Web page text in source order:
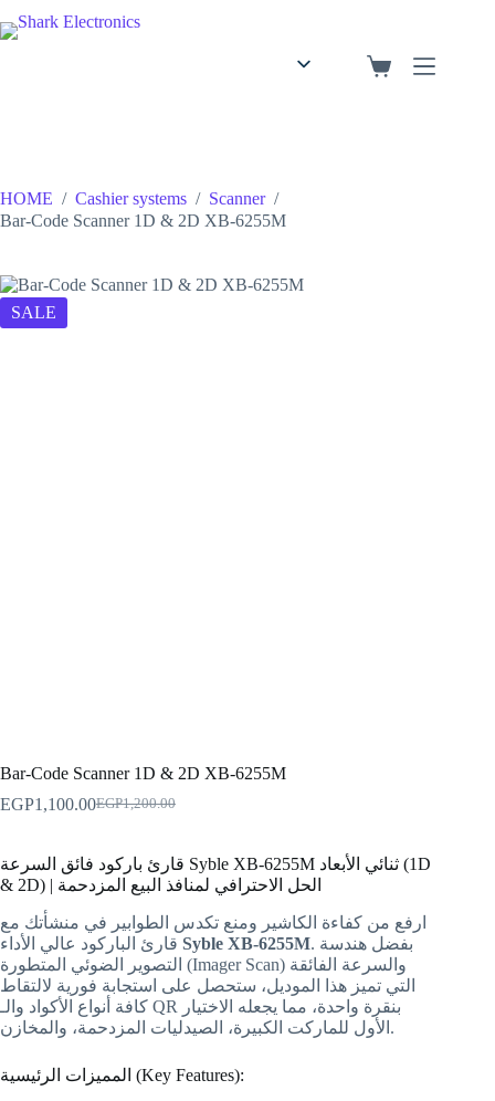
HOME / Cashier systems / Scanner /
Bar-Code Scanner 1D & 2D XB-6255M
SALE
Bar-Code Scanner 1D & 2D XB-6255M
EGP1,200.00
EGP1,100.00
قارئ باركود فائق السرعة Syble XB-6255M ثنائي الأبعاد (1D
& 2D) | الحل الاحترافي لمنافذ البيع المزدحمة
ارفع من كفاءة الكاشير ومنع تكدس الطوابير في منشأتك مع
Syble XB-6255M. بفضل هندسة
التصوير الضوئي المتطورة (Imager Scan) والسرعة الفائقة
التي تميز هذا الموديل، ستحصل على استجابة فورية لالتقاط
كافة أنواع الأكواد والـ QR بنقرة واحدة، مما يجعله الاختيار
الأول للماركت الكبيرة، الصيدليات المزدحمة، والمخازن.
المميزات الرئيسية (Key Features):